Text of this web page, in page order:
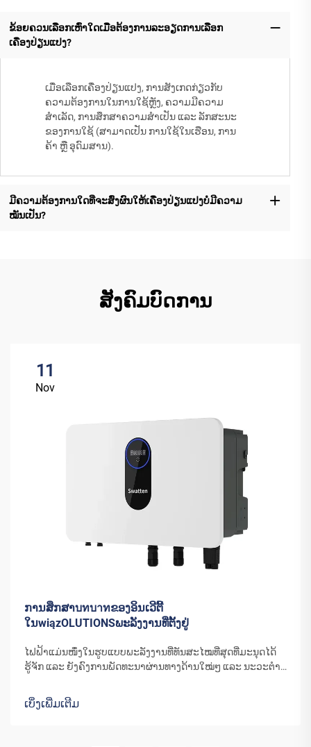
ຂ້ອຍຄວນເລືອກເຫົ່າໃດເມື່ອຕ້ອງການລະອຽດການເລືອກ
ເຄື່ອງປ່ຽນແປງ?
ເມື່ອເລືອກເຄື່ອງປ່ຽນແປງ, ການສັງເກດກ່ຽວກັບ
ຄວາມຕ້ອງການໃນການໃຊ້ຫຼັງ, ຄວາມມີຄວາມ
ສຳເລັດ, ການສຶກສາຄວາມສຳເປັນ ແລະ ລັກສະນະ
ຂອງການໃຊ້ (ສາມາດເປັນ ການໃຊ້ໃນເຮືອນ, ການ
ຄ້າ ຫຼື ອຸດົມສານ).
ມີຄວາມຕ້ອງການໃດທີ່ຈະສົ່ງຜົນໃຫ້ເຄື່ອງປ່ຽນແປງບໍ່ມີຄວາມ
ໝັນເປັນ?
ສັງຄົມບົດການ
11
Nov
ການສຶກສາบทบาทຂອງອິນເວີຕີ້
ໃນwiązOLUTIONSພະລັງງານທີ່ຕັ້ງຢູ່
ໄຟຟ້າແມ່ນໜຶ່ງໃນຮູບແບບພະລັງງານທີ່ທັນສະໄໝທີ່ສຸດທີ່ມະນຸດໄດ້
ຮູ້ຈັກ ແລະ ຍັງຄົງການພັດທະນາຜ່ານທາງດ້ານໃໝ່ໆ ແລະ ນະວະຕຳລິ
ເປັນໄຟຟ້າ ຕ້ອງການອຸປະກອນພິເສດໃນການຄວບຄຸມ ແລະ
ຈັດການ...
ເບິ່ງເພີ່ມເຕີມ